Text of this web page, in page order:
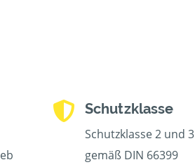
Schutzklasse
Schutzklasse 2 und 3
gemäß DIN 66399